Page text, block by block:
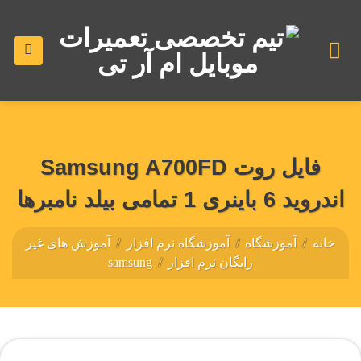
محتوا
فایل روت Samsung A700FD
اندروید 6 باینری 1 تمامی بیلد نامبرها
خانه / آموزشگاه / آموزشگاه نرم افزار / آموزش های غیر
رایگان نرم افزار
/
samsung